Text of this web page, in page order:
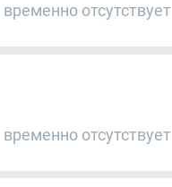
отсутствует
отсутствует